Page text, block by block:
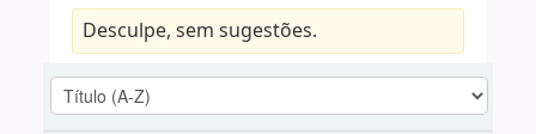
Desculpe, sem sugestões.